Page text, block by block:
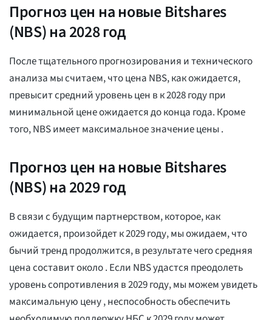
Прогноз цен на новые Bitshares
(NBS) на 2028 год
После тщательного прогнозирования и технического
анализа мы считаем, что цена NBS, как ожидается,
превысит средний уровень цен в к 2028 году при
минимальной ценеожидается до конца года. Кроме
того, NBS имеет максимальное значение цены .
Прогноз цен на новые Bitshares
(NBS) на 2029 год
В связи с будущим партнерством, которое, как
ожидается, произойдет к 2029 году, мы ожидаем, что
бычий тренд продолжится, в результате чего средняя
цена составит около. Если NBS удастся преодолеть
уровень сопротивления в 2029 году, мы можем увидеть
максимальную цену, неспособность обеспечить